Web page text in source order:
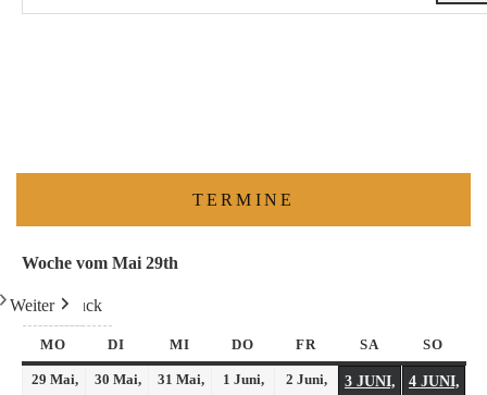
TERMINE
Woche vom Mai 29th
Zurück
Heute
Weiter
MO DI MI DO FR SA SO
29 Mai,
30 Mai,
31 Mai,
1 Juni,
2 Juni,
3 JUNI,
4 JUNI,